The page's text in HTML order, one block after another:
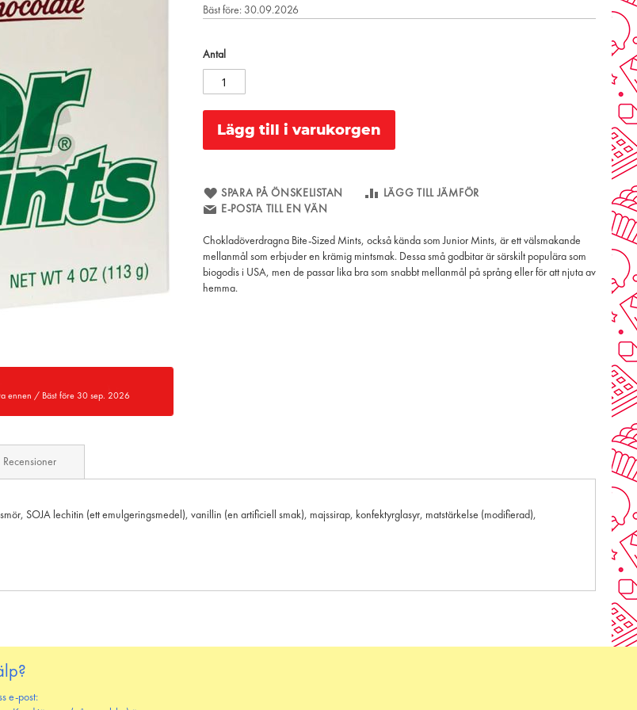
ennen / Bäst före 30 sep. 2026
Bäst före: 30.09.2026
Antal
Lägg till i varukorgen
SPARA PÅ ÖNSKELISTAN
LÄGG TILL JÄMFÖR
E-POSTA TILL EN VÄN
Chokladöverdragna Bite-Sized Mints, också kända som Junior Mints, är ett välsmakande
mellanmål som erbjuder en krämig mintsmak. Dessa små godbitar är särskilt populära som
biogodis i USA, men de passar lika bra som snabbt mellanmål på språng eller för att njuta av
hemma.
SOJA lechitin (ett emulgeringsmedel), vanillin (en artificiell smak), majssirap, konfektyrglasyr, matstärkelse (modifierad),
Recensioner
e-post: